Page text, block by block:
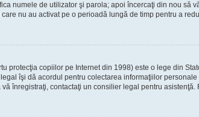
numele de utilizator şi parola; apoi încercaţi din nou
nu au activat pe o perioadă lungă de timp pentru a
protecţia copiilor pe Internet din 1998) este o lege din
îşi dă acordul pentru colectarea informaţiilor
înregistraţi, contactaţi un consilier legal pentru